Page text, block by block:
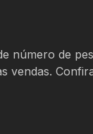
número de
vendas.